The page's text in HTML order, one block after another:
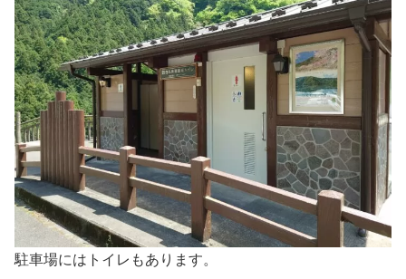
駐車場にはトイレもあります。